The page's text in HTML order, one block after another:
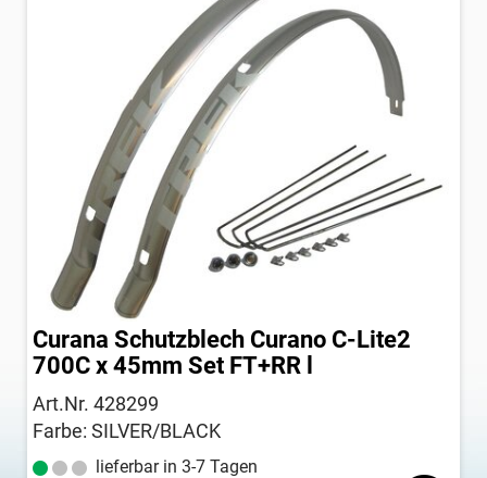
Curana Schutzblech Curano C-Lite2
700C x 45mm Set FT+RR l
Art.Nr. 428299
Farbe: SILVER/BLACK
lieferbar in 3-7 Tagen